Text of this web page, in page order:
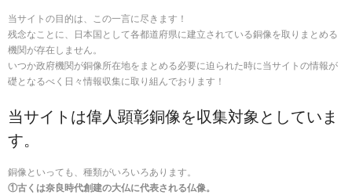
当サイトの目的は、この一言に尽きます！
残念なことに、日本国として各都道府県に建立されている銅像を取りまとめる
機関が存在しません。
いつか政府機関が銅像所在地をまとめる必要に迫られた時に当サイトの情報が
礎となるべく日々情報収集に取り組んでおります！
当サイトは偉人顕彰銅像を収集対象としていま
す。
銅像といっても、種類がいろいろあります。
①古くは奈良時代創建の大仏に代表される仏像。